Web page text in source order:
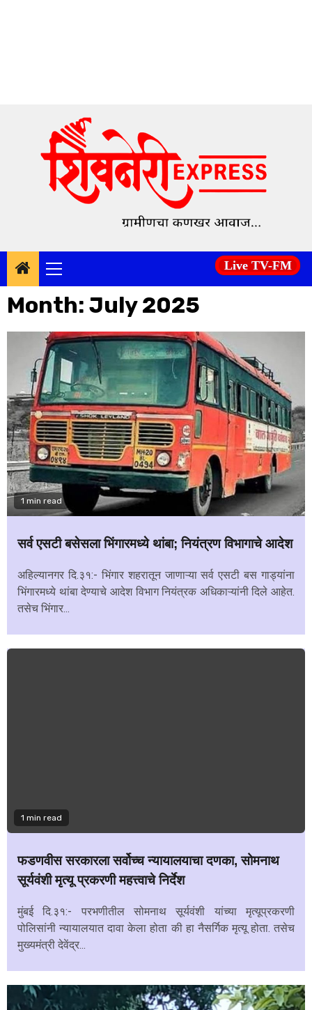
Primary
Menu
Live TV-FM
Month: July 2025
1 min read
सर्व एसटी बसेसला भिंगारमध्ये थांबा; नियंत्रण विभागाचे आदेश
अहिल्यानगर दि.३१:- भिंगार शहरातून जाणाऱ्या सर्व एसटी बस गाड्यांना
भिंगारमध्ये थांबा देण्याचे आदेश विभाग नियंत्रक अधिकाऱ्यांनी दिले आहेत.
तसेच भिंगार...
1 min read
फडणवीस सरकारला सर्वोच्च न्यायालयाचा दणका, सोमनाथ
सूर्यवंशी मृत्यू प्रकरणी महत्त्वाचे निर्देश
मुंबई दि.३१:- परभणीतील सोमनाथ सूर्यवंशी यांच्या मृत्यूप्रकरणी
पोलिसांनी न्यायालयात दावा केला होता की हा नैसर्गिक मृत्यू होता. तसेच
मुख्यमंत्री देवेंद्र...